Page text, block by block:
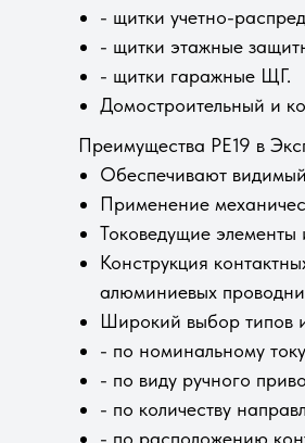
- щитки учетно-
- щитки этажные
- щитки гаражные ЩГ.
Домостроительный и
Преимущества РЕ19 в
Обеспечивают
Применение
Токоведущие элементы
Конструкция
алюминиевых
Широкий выбор типов
- по номинальному
- по виду ручного
- по количеству
- по расположению